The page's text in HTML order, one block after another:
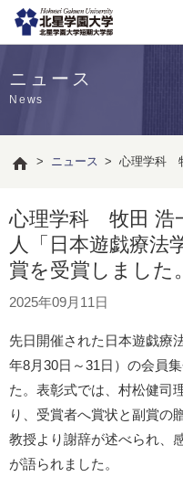
ニュース
News
> ニュース > 心理学科
心理学科 牧田 浩
人「日本遊戯療法
賞を受賞しました。
2025年09月11日
先日開催された日本遊戯療
年8月30日～31日）の会員
た。表彰式では、村松健司
り、受賞者へ賞状と副賞の
教授より謝辞が述べられ、
が語られました。